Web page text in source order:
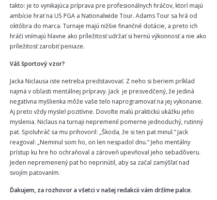
takto: je to vynikajúca príprava pre profesionálnych hráčov, ktorí majú
ambície hrať na US PGA a Nationalwide Tour. Adams Tour sa hrá od
októbra do marca. Turnaje majú nižšie finančné dotácie, a preto ich
hráči vnímajú hlavne ako príležitosť udržať si hernú výkonnosť a nie ako
príležitosť zarobiť peniaze.
Váš športový vzor?
Jacka Niclausa iste netreba predstavovať. Z neho si beriem príklad
najmä v oblasti mentálnej prípravy. Jack je presvedčený, že jediná
negatívna myšlienka môže vaše telo naprogramovať na jej vykonanie.
Aj preto vždy myslel pozitívne. Dovoľte malú praktickú ukážku jeho
myslenia. Niclaus na turnaji nepremenil pomerne jednoduchý, rutinný
pat. Spoluhráč sa mu prihovoril: „Škoda, že si ten pat minul.“ Jack
reagoval: „Neminul som ho, on len nespadol dnu.“ Jeho mentálny
prístup ku hre ho ochraňoval a zároveň upevňoval jeho sebadôveru.
Jeden nepremenený pat ho neprinútil, aby sa začal zamýšľať nad
svojím patovaním.
Ďakujem, za rozhovor a všetci v našej redakcii vám držíme palce.